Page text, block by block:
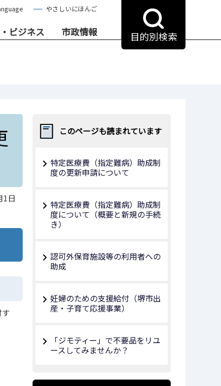
やさしいにほんご
ビジネス 市政情報 目的別検索
1日
このページも読まれています
特定医療費（指定難病）助成制
度の更新申請について
特定医療費（指定難病）助成制
度について（概要と新規の手続
き）
認可外保育施設等の利用者への
助成
妊婦のための支援給付（堺市出
産・子育て応援事業）
「ジモティー」で不要品をリユ
ースしてみませんか？